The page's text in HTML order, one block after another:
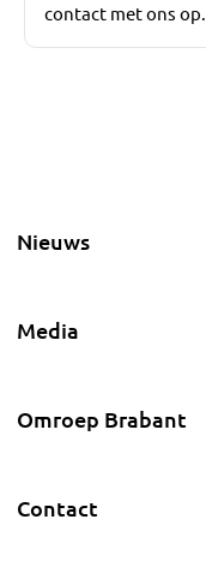
contact met ons op.
Nieuws
Media
Omroep Brabant
Contact